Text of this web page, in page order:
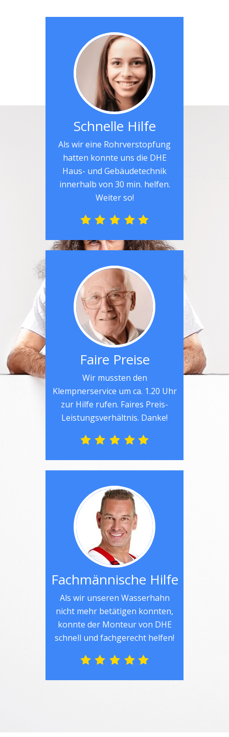
Schnelle Hilfe
Als wir eine Rohrverstopfung
hatten konnte uns die DHE
Haus- und Gebäudetechnik
innerhalb von 30 min. helfen.
Weiter so!
Faire Preise
Wir mussten den
Klempnerservice um ca. 1.20 Uhr
zur Hilfe rufen. Faires Preis-
Leistungsverhältnis. Danke!
Fachmännische Hilfe
Als wir unseren Wasserhahn
nicht mehr betätigen konnten,
konnte der Monteur von DHE
schnell und fachgerecht helfen!